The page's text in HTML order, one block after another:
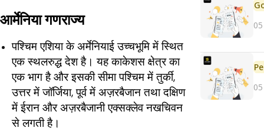
आर्मेनिया गणराज्य
पश्चिम एशिया के अर्मेनियाई उच्चभूमि में स्थित
एक स्थलरुद्ध देश है। यह काकेशस क्षेत्र का
एक भाग है और इसकी सीमा पश्चिम में तुर्की,
उत्तर में जॉर्जिया, पूर्व में अज़रबैजान तथा दक्षिण
में ईरान और अज़रबैजानी एक्सक्लेव नखचिवन
से लगती है।